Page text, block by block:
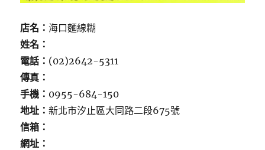
店名： 海口麵線糊
姓名：
電話： (02)2642-5311
傳真：
手機： 0955-684-150
地址：新北市汐止區大同路二段675號
信箱：
網址：